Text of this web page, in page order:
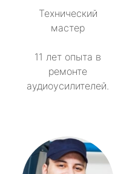
Технический
мастер
11 лет опыта в
ремонте
аудиоусилителей.